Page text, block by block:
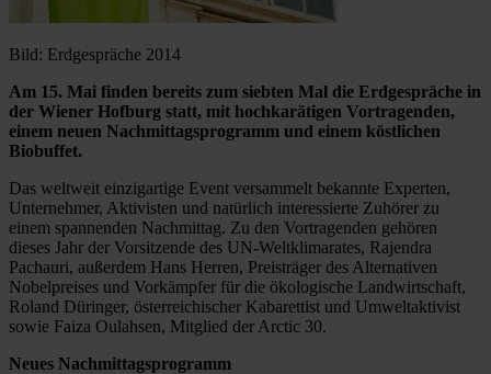
Bild: Erdgespräche 2014
Am 15. Mai finden bereits zum siebten Mal die Erdgespräche in
der Wiener Hofburg statt, mit hochkarätigen Vortragenden,
einem neuen Nachmittagsprogramm und einem köstlichen
Biobuffet.
Das weltweit einzigartige Event versammelt bekannte Experten,
Unternehmer, Aktivisten und natürlich interessierte Zuhörer zu
einem spannenden Nachmittag. Zu den Vortragenden gehören
dieses Jahr der Vorsitzende des UN-Weltklimarates, Rajendra
Pachauri, außerdem Hans Herren, Preisträger des Alternativen
Nobelpreises und Vorkämpfer für die ökologische Landwirtschaft,
Roland Düringer, österreichischer Kabarettist und Umweltaktivist
sowie Faiza Oulahsen, Mitglied der Arctic 30.
Neues Nachmittagsprogramm